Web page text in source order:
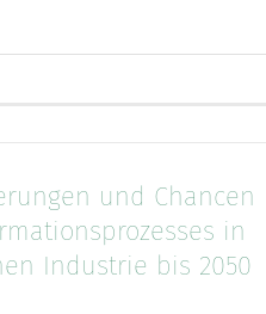
und Chancen
in
Industrie bis 2050